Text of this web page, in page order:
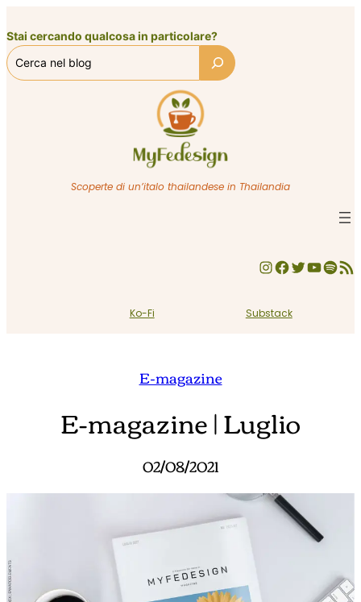
al
contenuto
Stai cercando qualcosa in particolare?
Scoperte di un’italo thailandese in Thailandia
InstagramFacebook Twitter YouTube Spotify Feed RSS
Ko-Fi Substack
E-magazine
E-magazine | Luglio
02/08/2021